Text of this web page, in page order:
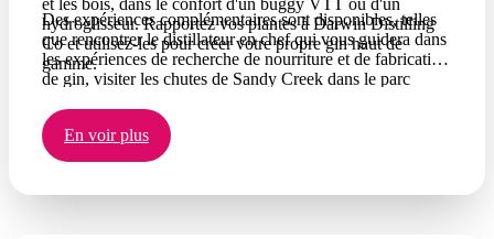
hydroglisseur. Rapportez vos plantes à Darwin Distilling
Co et utilisez-les pour créer votre propre gin haut de
gamme.
Des expériences complémentaires sont disponibles, telles
que rencontrer le distillateur en chef qui vous guidera dans
les expériences de recherche de nourriture et de fabrication
de gin, visiter les chutes de Sandy Creek dans le parc
retour à Darwin, ou en ajoutant une séance gastronomique.
déjeuner au Finniss River Lodge.
En voir plus